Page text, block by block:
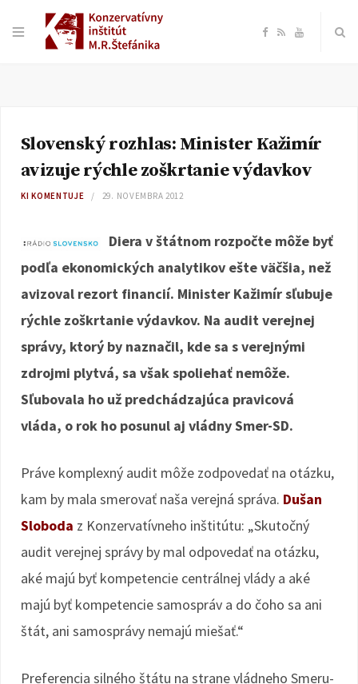
F
e
o
R Y
T
e
Slovenský rozhlas: Minister Kažimír
avizuje rýchle zoškrtanie výdavkov
KI KOMENTUJE 29. NOVEMBRA 2012
Diera v štátnom rozpočte môže byť
podľa ekonomických analytikov ešte väčšia, než
avizoval rezort financií. Minister Kažimír sľubuje
rýchle zoškrtanie výdavkov. Na audit verejnej
správy, ktorý by naznačil, kde sa s verejnými
zdrojmi plytvá, sa však spoliehať nemôže.
Sľubovala ho už predchádzajúca pravicová
vláda, o rok ho posunul aj vládny Smer-SD.
Práve komplexný audit môže zodpovedať na otázku,
kam by mala smerovať naša verejná správa. Dušan
Sloboda z Konzervatívneho inštitútu: „Skutočný
audit verejnej správy by mal odpovedať na otázku,
aké majú byť kompetencie centrálnej vlády a aké
majú byť kompetencie samospráv a do čoho sa ani
štát, ani samosprávy nemajú miešať.“
Preferencia silného štátu na strane vládneho Smeru-